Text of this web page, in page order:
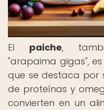
El paiche,
"arapaima gigas",
que se destaca por
de proteínas y
convierten en un